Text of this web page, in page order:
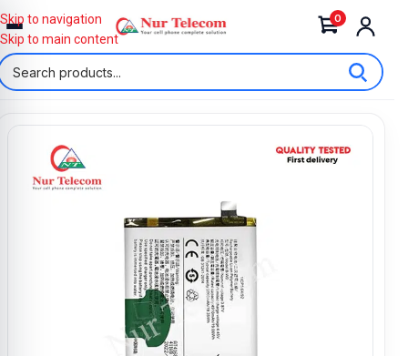
0
Skip to navigation
Skip to main content